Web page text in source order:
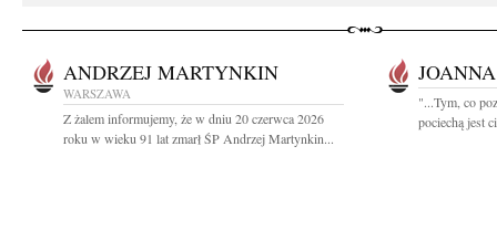
ANDRZEJ MARTYNKIN
WARSZAWA
Z żalem informujemy, że w dniu 20 czerwca 2026
roku w wieku 91 lat zmarł ŚP Andrzej Martynkin...
"...Tym, co
pociechą jest